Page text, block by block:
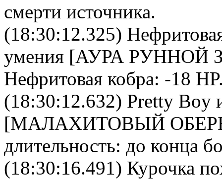
смерти источника.
(18:30:12.325)
умения [АУРА
Нефритовая кобра: -18
(18:30:12.632) Pretty Boy
[МАЛАХИТОВЫЙ
длительность: до конца
(18:30:16.491) Курочка